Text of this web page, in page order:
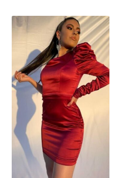
ESTE
PRODUCTO
TIENE
MÚLTIPLES
VARIANTES.
LAS
OPCIONES
SE
PUEDEN
ELEGIR
EN